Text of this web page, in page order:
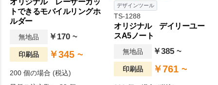
オリジナル レーザーカッ
トできるモバイルリングホ
ルダー
無地品 ￥170 ~
印刷品 ￥345 ~
200 個の場合 (税込)
デザインツール
TS-1288
オリジナル デイリーユー
スA5ノート
無地品 ￥385 ~
印刷品 ￥761 ~